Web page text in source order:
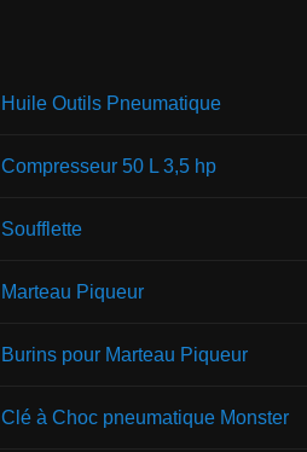
Huile Outils Pneumatique
Compresseur 50 L 3,5 hp
Soufflette
Marteau Piqueur
Burins pour Marteau Piqueur
Clé à Choc pneumatique Monster